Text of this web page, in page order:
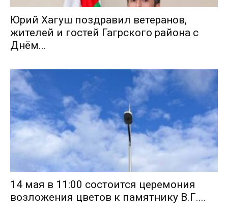
Юрий Хагуш поздравил ветеранов,
жителей и гостей Гагрского района с
Днём...
14 мая в 11:00 состоится церемония
возложения цветов к памятнику В.Г....